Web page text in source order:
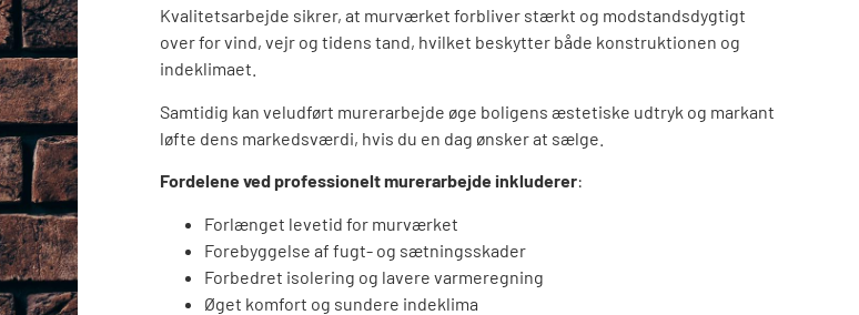
Kvalitetsarbejde sikrer, at murværket forbliver stærkt og modstandsdygtigt
over for vind, vejr og tidens tand, hvilket beskytter både konstruktionen og
indeklimaet.
Samtidig kan veludført murerarbejde øge boligens æstetiske udtryk og markant
løfte dens markedsværdi, hvis du en dag ønsker at sælge.
Fordelene ved professionelt murerarbejde inkluderer:
Forlænget levetid for murværket
Forebyggelse af fugt- og sætningsskader
Forbedret isolering og lavere varmeregning
Øget komfort og sundere indeklima